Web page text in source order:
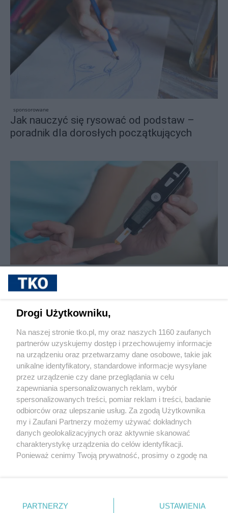
sponsorowane
Jak nauczyć się rysować od podstaw –
poradnik dla dorosłych początkujących
sponsorowane
Cukrzyca – cicha epidemia, która
możliwości leczenia i rosnąca rola
Pokaż więcej
Reklama Tematy Archiwum artykułów
Drogi Użytkowniku,
Na naszej stronie tko.pl, my oraz naszych 1160 zaufanych
partnerów uzyskujemy dostęp i przechowujemy informacje
na urządzeniu oraz przetwarzamy dane osobowe, takie jak
unikalne identyfikatory, standardowe informacje wysyłane
przez urządzenie czy dane przeglądania w celu
zapewniania spersonalizowanych reklam, wybór
spersonalizowanych treści, pomiar reklam i treści, badanie
odbiorców oraz ulepszanie usług. Za zgodą Użytkownika
my i Zaufani Partnerzy możemy używać dokładnych
danych geolokalizacyjnych oraz aktywnie skanować
charakterystykę urządzenia do celów identyfikacji.
Ponieważ cenimy Twoją prywatność, prosimy o zgodę na
znajdujący się w lewym dolnym rogu strony
. Niektóre
PARTNERZY USTAWIENIA